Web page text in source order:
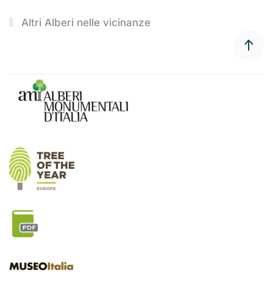
Altri Alberi nelle vicinanze